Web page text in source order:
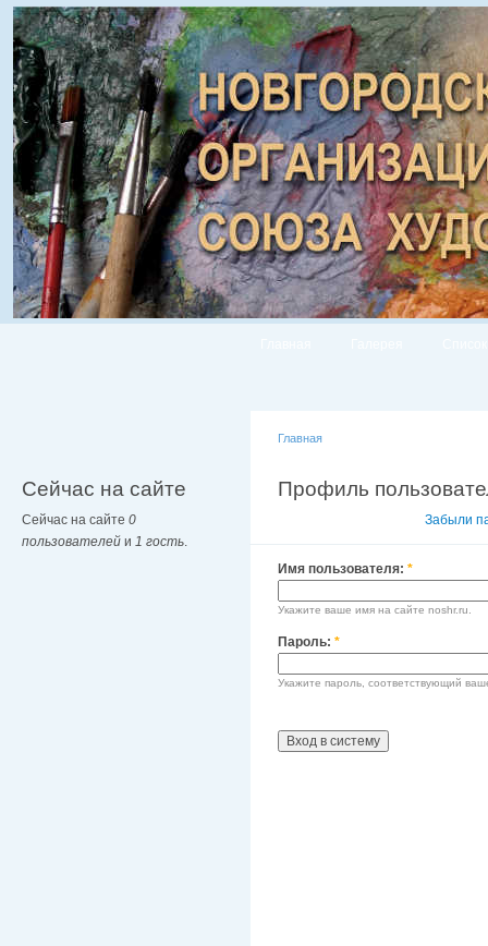
Сейчас на сайте
Сейчас на сайте 0
пользователей и 1 гость.
Главная
Профиль
Забыли
Имя пользователя: *
Укажите ваше имя на сайте noshr.ru.
Пароль: *
Укажите пароль, соответствующий